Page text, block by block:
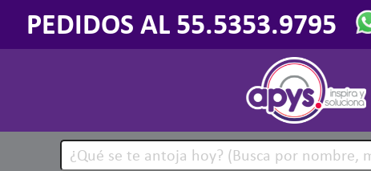
PEDIDOS AL 55.5353.9795